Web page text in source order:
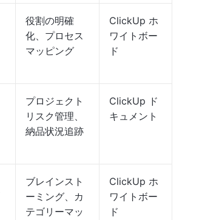
役割の明確
化、プロセス
マッピング
ClickUp ホ
ワイトボー
ド
プロジェクト
リスク管理、
納品状況追跡
ClickUp ド
キュメント
ブレインスト
ーミング、カ
テゴリーマッ
ClickUp ホ
ワイトボー
ド